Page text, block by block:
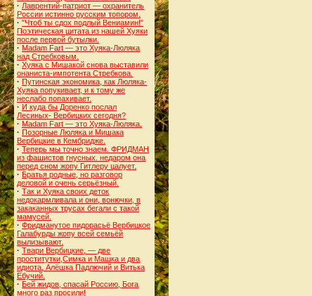
· Лаврентий-патриот — охранитель
России истинно русским топором.
· "Чтоб ты сдох подлый Вениамин!"
Поэтическая цитата из нашей Хуяки
после первой бутылки.
· Madam Fart — это Хуяка-Люляка
над Стребковым.
· Хуяка с Мишакой снова выставили
онаниста-импотента Стребкова.
· Путинская экономика, как Люляка-
Хуяка попукивает, и к тому же
неслабо попахивает.
· И куда бы Доренко послал
Лесиных- Вербицких сегодня?
· Madam Fart — это Хуяка-Люляка.
· Позорные Люляка и Мишака
Вербицкие в Кембридже.
· Теперь мы точно знаем. ФРИДМАН
из фашистов гнусных. недаром она
перед сном жопу Гитлеру цалует.
· Братья родные, но разговор
деловой и очень серьёзный.
· Так и Хуяка своих деток
недокармливала и они, вонючки, в
закаканных трусах бегали с такой
мамусей.
· Фридманутое пидорасьё Вербицкое
Галабурды жопу всей семьёй
вылизывают.
· Твари Вербицкие, — две
проститутки,Симка и Машка и два
идиота, Алёшка Падлючий и Витька
Ебучий.
· Бей жидов, спасай Россию, Бога
много раз просили!